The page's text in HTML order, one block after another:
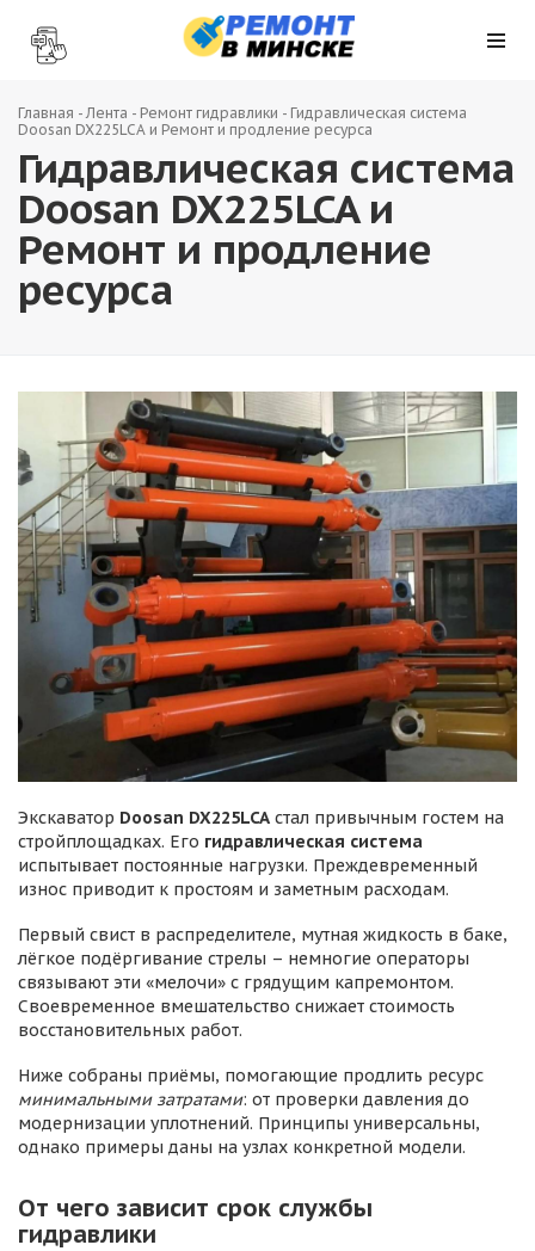
Главная -Лента - Ремонт гидравлики - Гидравлическая система
Doosan DX225LCA и Ремонт и продление ресурса
Гидравлическая система
Doosan DX225LCA и
Ремонт и продление
ресурса
Экскаватор Doosan DX225LCA стал привычным гостем на
стройплощадках. Его гидравлическая система
испытывает постоянные нагрузки. Преждевременный
износ приводит к простоям и заметным расходам.
Первый свист в распределителе, мутная жидкость в баке,
лёгкое подёргивание стрелы – немногие операторы
связывают эти «мелочи» с грядущим капремонтом.
Своевременное вмешательство снижает стоимость
восстановительных работ.
Ниже собраны приёмы, помогающие продлить ресурс
минимальными затратами: от проверки давления до
модернизации уплотнений. Принципы универсальны,
однако примеры даны на узлах конкретной модели.
От чего зависит срок службы
гидравлики